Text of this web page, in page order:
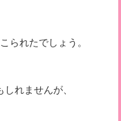
られたでしょう。
れませんが、